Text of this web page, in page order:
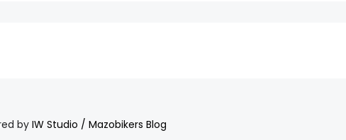
by IW Studio / Mazobikers Blog